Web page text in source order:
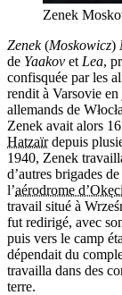
Zenek
Zenek(Moskowicz)
de Yaakov et Lea,
confisquée par les
rendit à Varsovie
allemands de
Zenek avait alors
Hatzaïrdepuis
1940, Zenek
d’autres brigades
l’aérodrome
travail situé à
fut redirigé, avec
puis vers le camp
dépendait du
travailla dans des
terre.